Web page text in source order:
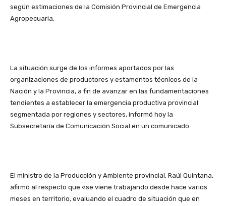
según estimaciones de la Comisión Provincial de Emergencia
Agropecuaria.
La situación surge de los informes aportados por las
organizaciones de productores y estamentos técnicos de la
Nación y la Provincia, a fin de avanzar en las fundamentaciones
tendientes a establecer la emergencia productiva provincial
segmentada por regiones y sectores, informó hoy la
Subsecretaría de Comunicación Social en un comunicado.
El ministro de la Producción y Ambiente provincial, Raúl Quintana,
afirmó al respecto que «se viene trabajando desde hace varios
meses en territorio, evaluando el cuadro de situación que en